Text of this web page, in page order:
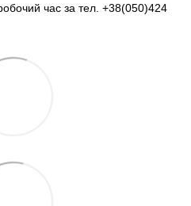
час за тел. +38(050)424